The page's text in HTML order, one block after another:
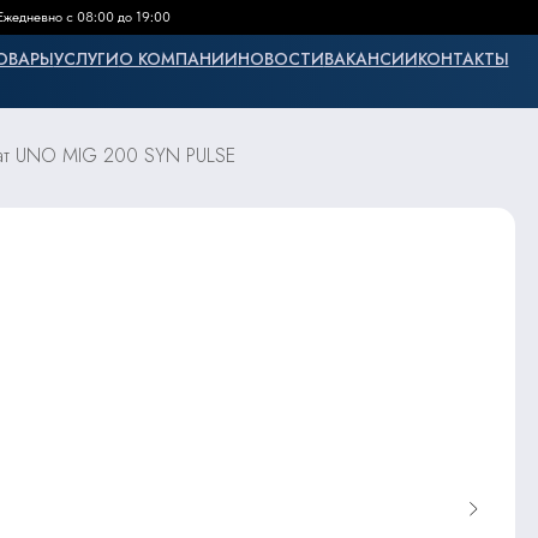
с 08:00 до 19:00
УСЛУГИО КОМПАНИИНОВОСТИВАКАНСИИКОНТАКТЫ
UNO MIG 200 SYN PULSE